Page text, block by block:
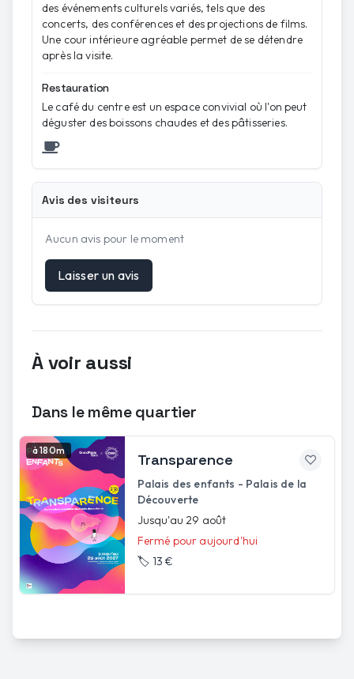
des événements culturels variés, tels que des
concerts, des conférences et des projections de films.
Une cour intérieure agréable permet de se détendre
après la visite.
Restauration
Le café du centre est un espace convivial où l'on peut
déguster des boissons chaudes et des pâtisseries.
Avis des visiteurs
Aucun avis pour le moment
Laisser un avis
À voir aussi
Dans le même quartier
à 180m
Transparence
Palais des enfants - Palais de la
Découverte
Jusqu'au 29 août
Fermé pour aujourd'hui
🏷️ 13 €